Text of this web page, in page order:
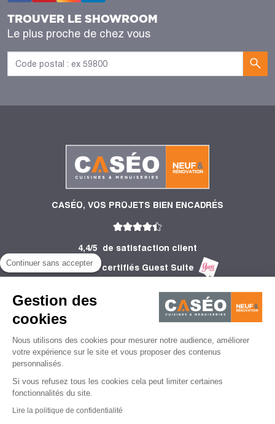
Continuer sans accepter
Gestion des
cookies
Nous utilisons des cookies pour mesurer notre audience, améliorer
votre expérience sur le site et vous proposer des contenus
personnalisés.
Si vous refusez tous les cookies cela peut limiter certaines
fonctionnalités du site.
Lire la politique de confidentialité
TROUVER LE SHOWROOM
Le plus proche de chez vous
CASÉO, VOS PROJETS BIEN ENCADRÉS
4,4/5
de satisfaction client
2 756 Avis certifiés Guest Suite
INFORMATIONS
CONSEILS
Mentions légales